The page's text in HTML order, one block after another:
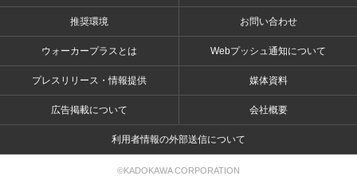
推奨環境 お問い合わせ
ウォーカープラスとは Webプッシュ通知について
プレスリリース・情報提供 媒体資料
広告掲載について 会社概要
利用者情報の外部送信について
©KADOKAWA CORPORATION